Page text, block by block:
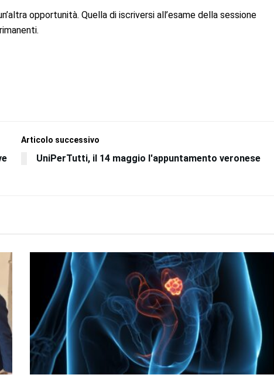
opportunità. Quella di iscriversi all’esame della sessione
Articolo successivo
UniPerTutti, il 14 maggio l'appuntamento veronese